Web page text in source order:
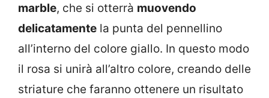
marble, che si otterrà muovendo
delicatamente la punta del pennellino
all’interno del colore giallo. In questo modo
il rosa si unirà all’altro colore, creando delle
striature che faranno ottenere un risultato